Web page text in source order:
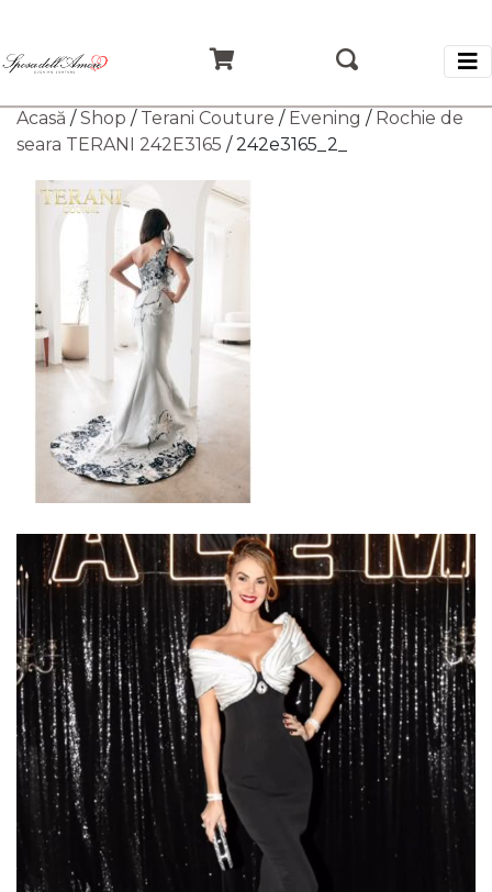
Acasă /Shop / Terani Couture / Evening / Rochie de
seara TERANI 242E3165 / 242e3165_2_